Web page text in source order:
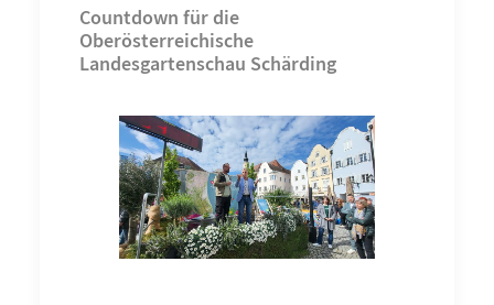
Countdown für die
Oberösterreichische
Landesgartenschau Schärding